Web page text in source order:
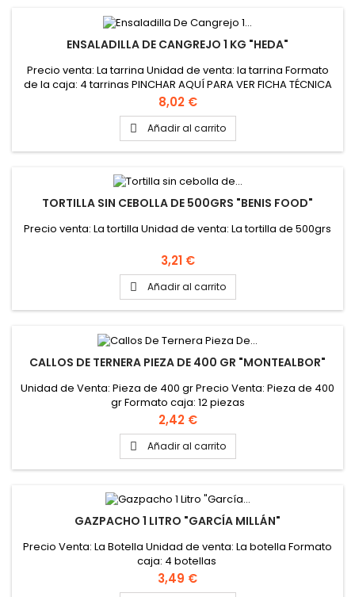
ENSALADILLA DE CANGREJO 1 KG "HEDA"
Precio venta: La tarrina Unidad de venta: la tarrina Formato
de la caja: 4 tarrinas PINCHAR AQUÍ PARA VER FICHA TÉCNICA
Precio
8,02 €
 Añadir al carrito
TORTILLA SIN CEBOLLA DE 500GRS "BENIS FOOD"
Precio venta: La tortilla Unidad de venta: La tortilla de 500grs
Precio
3,21 €
 Añadir al carrito
CALLOS DE TERNERA PIEZA DE 400 GR "MONTEALBOR"
Unidad de Venta: Pieza de 400 gr Precio Venta: Pieza de 400
gr Formato caja: 12 piezas
Precio
2,42 €
 Añadir al carrito
GAZPACHO 1 LITRO "GARCÍA MILLÁN"
Precio Venta: La Botella Unidad de venta: La botella Formato
caja: 4 botellas
Precio
3,49 €